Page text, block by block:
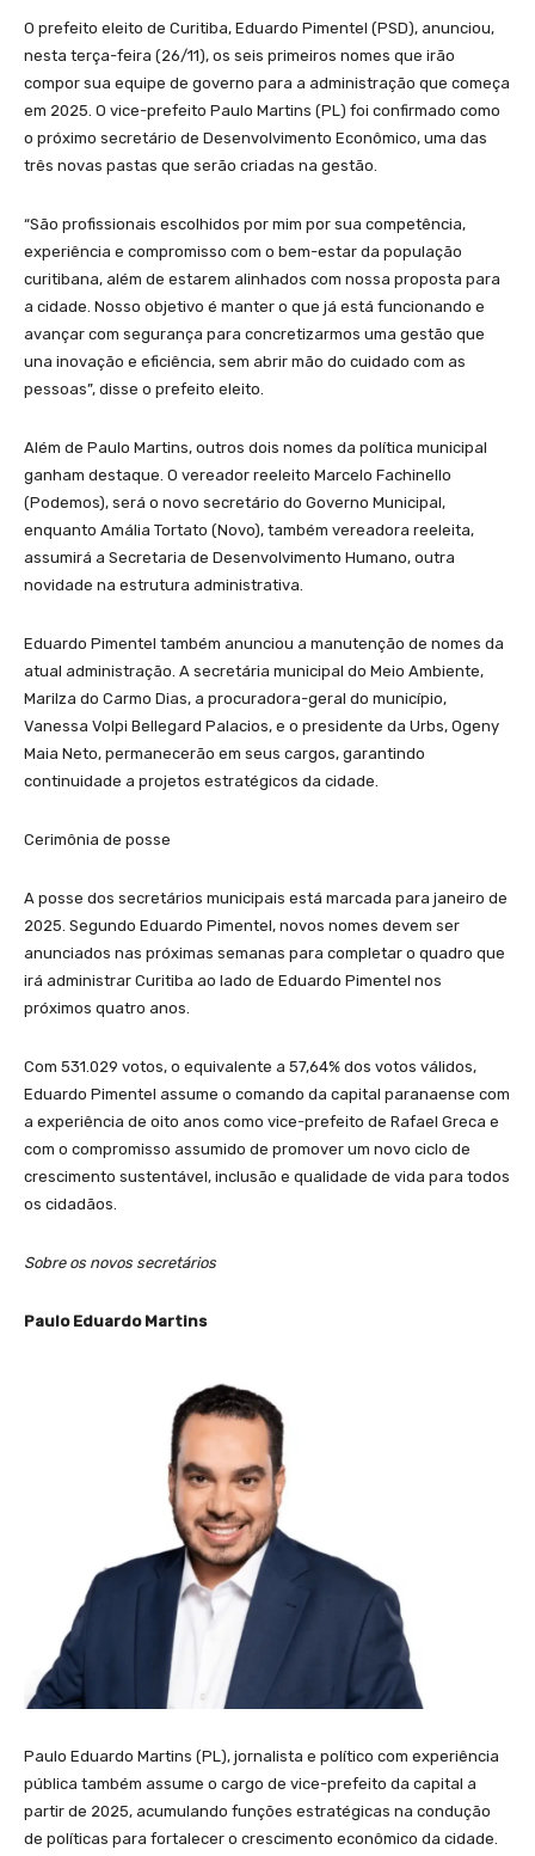
O prefeito eleito de Curitiba, Eduardo Pimentel (PSD), anunciou,
nesta terça-feira (26/11), os seis primeiros nomes que irão
compor sua equipe de governo para a administração que começa
em 2025. O vice-prefeito Paulo Martins (PL) foi confirmado como
o próximo secretário de Desenvolvimento Econômico, uma das
três novas pastas que serão criadas na gestão.
“São profissionais escolhidos por mim por sua competência,
experiência e compromisso com o bem-estar da população
curitibana, além de estarem alinhados com nossa proposta para
a cidade. Nosso objetivo é manter o que já está funcionando e
avançar com segurança para concretizarmos uma gestão que
una inovação e eficiência, sem abrir mão do cuidado com as
pessoas”, disse o prefeito eleito.
Além de Paulo Martins, outros dois nomes da política municipal
ganham destaque. O vereador reeleito Marcelo Fachinello
(Podemos), será o novo secretário do Governo Municipal,
enquanto Amália Tortato (Novo), também vereadora reeleita,
assumirá a Secretaria de Desenvolvimento Humano, outra
novidade na estrutura administrativa.
Eduardo Pimentel também anunciou a manutenção de nomes da
atual administração. A secretária municipal do Meio Ambiente,
Marilza do Carmo Dias, a procuradora-geral do município,
Vanessa Volpi Bellegard Palacios, e o presidente da Urbs, Ogeny
Maia Neto, permanecerão em seus cargos, garantindo
continuidade a projetos estratégicos da cidade.
Cerimônia de posse
A posse dos secretários municipais está marcada para janeiro de
2025. Segundo Eduardo Pimentel, novos nomes devem ser
anunciados nas próximas semanas para completar o quadro que
irá administrar Curitiba ao lado de Eduardo Pimentel nos
próximos quatro anos.
Com 531.029 votos, o equivalente a 57,64% dos votos válidos,
Eduardo Pimentel assume o comando da capital paranaense com
a experiência de oito anos como vice-prefeito de Rafael Greca e
com o compromisso assumido de promover um novo ciclo de
crescimento sustentável, inclusão e qualidade de vida para todos
os cidadãos.
Sobre os novos secretários
Paulo Eduardo Martins
Paulo Eduardo Martins (PL), jornalista e político com experiência
pública também assume o cargo de vice-prefeito da capital a
partir de 2025, acumulando funções estratégicas na condução
de políticas para fortalecer o crescimento econômico da cidade.